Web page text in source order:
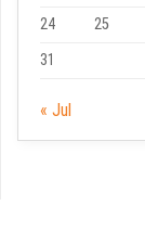
24
25
31
« Jul